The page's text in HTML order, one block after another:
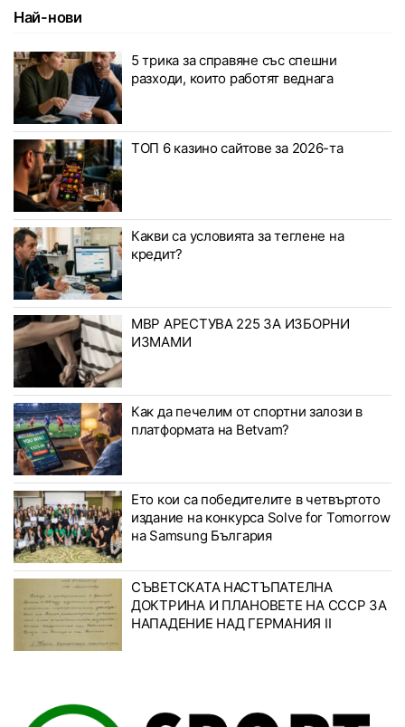
Най-нови
5 трика за справяне със спешни
разходи, които работят веднага
ТОП 6 казино сайтове за 2026-та
Какви са условията за теглене на
кредит?
МВР АРЕСТУВА 225 ЗА ИЗБОРНИ
ИЗМАМИ
Как да печелим от спортни залози в
платформата на Betvam?
Ето кои са победителите в четвъртото
издание на конкурса Solve for Tomorrow
на Samsung България
СЪВЕТСКАТА НАСТЪПАТЕЛНА
ДОКТРИНА И ПЛАНОВЕТЕ НА СССР ЗА
НАПАДЕНИЕ НАД ГЕРМАНИЯ II